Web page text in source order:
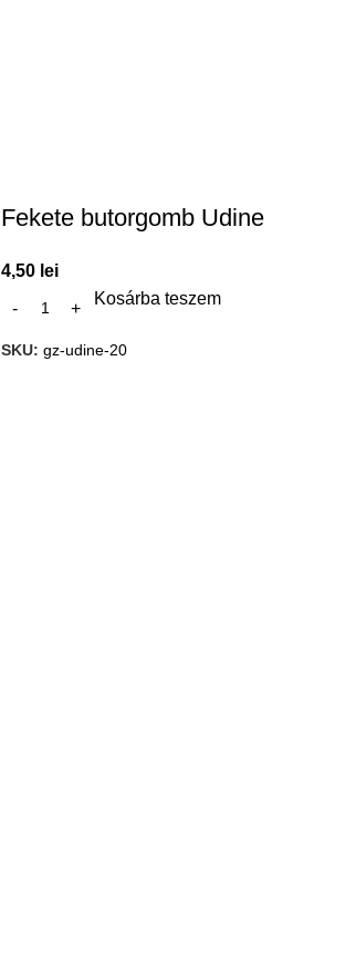
Fekete butorgomb Udine
4,50 lei
Kosárba teszem
SKU: gz-udine-20